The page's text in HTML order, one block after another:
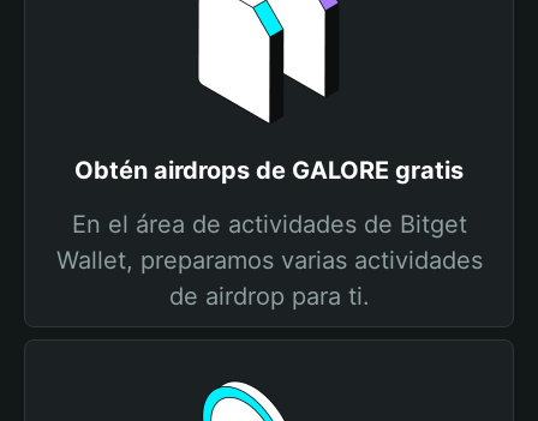
Obtén airdrops de GALORE gratis
En el área de actividades de Bitget
Wallet, preparamos varias actividades
de airdrop para ti.